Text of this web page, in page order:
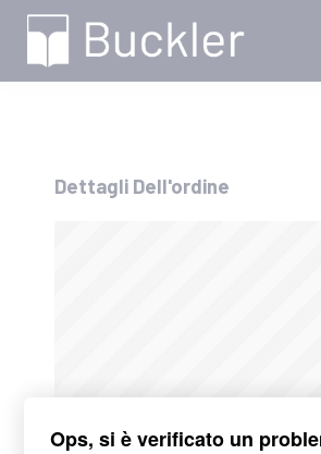
Aziende
Dettagli Dell'ordine
GRUPPI
Ops, si è verificato un